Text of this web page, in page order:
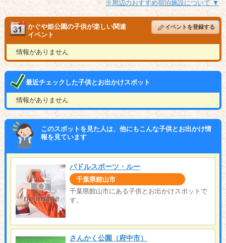
※周辺のおすすめ宿泊施設について ▼
かぐや姫公園の子供が楽しい関連
イベント
イベントを登録する
情報がありません
最近チェックした子供とお出かけスポット
情報がありません
このスポットを見た人は、他にもこんな子供とお出かけ情
報を見ています
パドルスポーツ・ルー
千葉県館山市
千葉県館山市にある子供とお出かけスポットで
す。
さんかく公園（府中市）